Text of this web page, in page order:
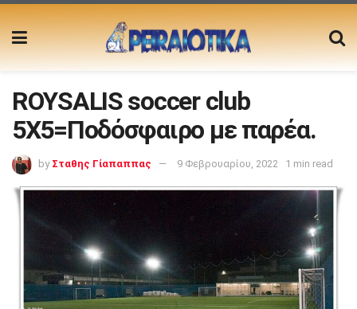
ROYSALIS soccer club
5X5=Ποδόσφαιρο με παρέα.
by Σταθης Γίαπαππας 9 Φεβρουαρίου, 2022 1 min read